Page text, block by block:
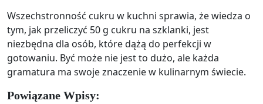
Wszechstronność cukru w kuchni sprawia, że wiedza o
tym, jak przeliczyć 50 g cukru na szklanki, jest
niezbędna dla osób, które dążą do perfekcji w
gotowaniu. Być może nie jest to dużo, ale każda
gramatura ma swoje znaczenie w kulinarnym świecie.
Powiązane Wpisy: